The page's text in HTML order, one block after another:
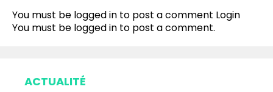
You must be logged in to post a comment Login
You must be logged in to post a comment.
ACTUALITÉ